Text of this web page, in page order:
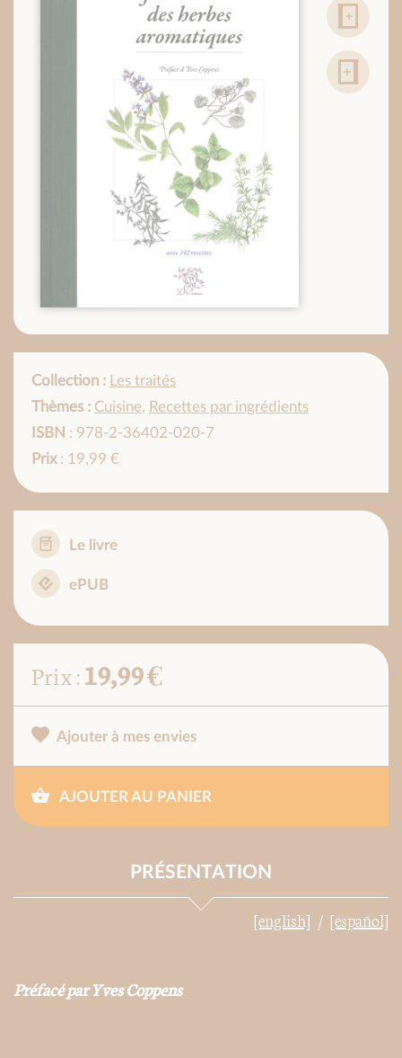
Collection : Les traités
Thèmes : Cuisine, Recettes par ingrédients
ISBN : 978-2-36402-020-7
Prix: 19,99 €
Le livre
ePUB
Prix :19,99 €
Ajouter à mes envies
AJOUTER AU PANIER
PRÉSENTATION
[english] [español]
Préfacé par Yves Coppens